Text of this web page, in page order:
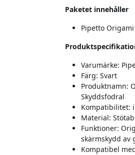
Paketet innehåller
Pipetto
Varumärke:
Färg: Svart
Produktnamn:
Skyddsfodral
Kompatibilitet:
Material:
Funktioner:
skärmskydd av
Kompatibel